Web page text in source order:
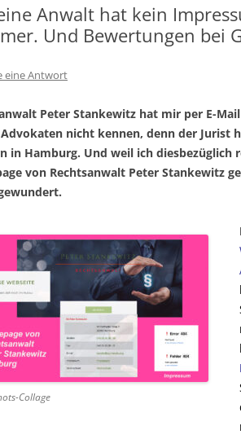
Anwalt hat kein
Und Bewertungen bei
eine Antwort
Peter Stankewitz hat mir per E-
nicht kennen, denn der Jurist
in Hamburg. Und weil ich diesbezüglich
von Rechtsanwalt Peter Stankewitz
Collage